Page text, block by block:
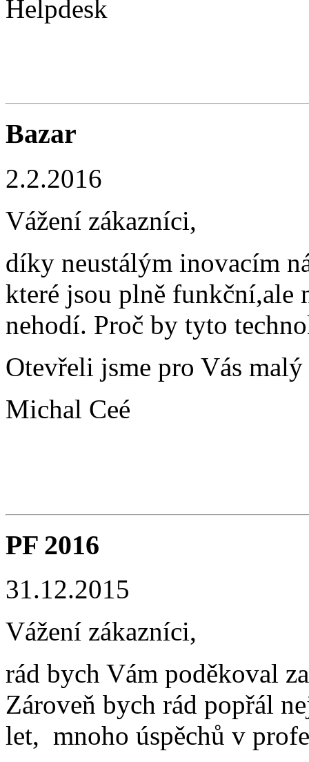
Helpdesk
Bazar
2.2.2016
Vážení zákazníci,
díky neustálým inovacím
které jsou plně funkční,ale
nehodí. Proč by tyto
Otevřeli jsme pro Vás malý
Michal Ceé
PF 2016
31.12.2015
Vážení zákazníci,
rád bych Vám poděkoval
Zároveň bych rád popřál
let, mnoho úspěchů v